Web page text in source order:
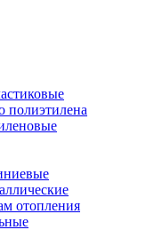
полиэтилена
отопления